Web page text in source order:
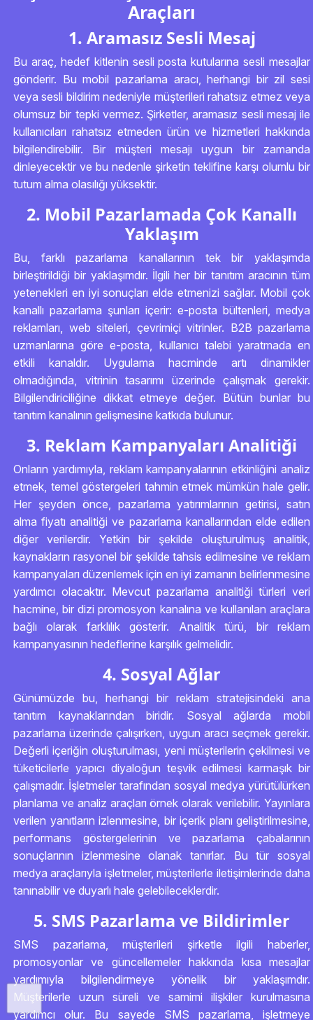
Araçları
1. Aramasız Sesli Mesaj
Bu araç, hedef kitlenin sesli posta kutularına sesli mesajlar
gönderir. Bu mobil pazarlama aracı, herhangi bir zil sesi
veya sesli bildirim nedeniyle müşterileri rahatsız etmez veya
olumsuz bir tepki vermez. Şirketler, aramasız sesli mesaj ile
kullanıcıları rahatsız etmeden ürün ve hizmetleri hakkında
bilgilendirebilir. Bir müşteri mesajı uygun bir zamanda
dinleyecektir ve bu nedenle şirketin teklifine karşı olumlu bir
tutum alma olasılığı yüksektir.
2. Mobil Pazarlamada Çok Kanallı
Yaklaşım
Bu, farklı pazarlama kanallarının tek bir yaklaşımda
birleştirildiği bir yaklaşımdır. İlgili her bir tanıtım aracının tüm
yetenekleri en iyi sonuçları elde etmenizi sağlar. Mobil çok
kanallı pazarlama şunları içerir: e-posta bültenleri, medya
reklamları, web siteleri, çevrimiçi vitrinler. B2B pazarlama
uzmanlarına göre e-posta, kullanıcı talebi yaratmada en
etkili kanaldır. Uygulama hacminde artı dinamikler
olmadığında, vitrinin tasarımı üzerinde çalışmak gerekir.
Bilgilendiriciliğine dikkat etmeye değer. Bütün bunlar bu
tanıtım kanalının gelişmesine katkıda bulunur.
3. Reklam Kampanyaları Analitiği
Onların yardımıyla, reklam kampanyalarının etkinliğini analiz
etmek, temel göstergeleri tahmin etmek mümkün hale gelir.
Her şeyden önce, pazarlama yatırımlarının getirisi, satın
alma fiyatı analitiği ve pazarlama kanallarından elde edilen
diğer verilerdir. Yetkin bir şekilde oluşturulmuş analitik,
kaynakların rasyonel bir şekilde tahsis edilmesine ve reklam
kampanyaları düzenlemek için en iyi zamanın belirlenmesine
yardımcı olacaktır. Mevcut pazarlama analitiği türleri veri
hacmine, bir dizi promosyon kanalına ve kullanılan araçlara
bağlı olarak farklılık gösterir. Analitik türü, bir reklam
kampanyasının hedeflerine karşılık gelmelidir.
4. Sosyal Ağlar
Günümüzde bu, herhangi bir reklam stratejisindeki ana
tanıtım kaynaklarından biridir. Sosyal ağlarda mobil
pazarlama üzerinde çalışırken, uygun aracı seçmek gerekir.
Değerli içeriğin oluşturulması, yeni müşterilerin çekilmesi ve
tüketicilerle yapıcı diyaloğun teşvik edilmesi karmaşık bir
çalışmadır. İşletmeler tarafından sosyal medya yürütülürken
planlama ve analiz araçları örnek olarak verilebilir. Yayınlara
verilen yanıtların izlenmesine, bir içerik planı geliştirilmesine,
performans göstergelerinin ve pazarlama çabalarının
sonuçlarının izlenmesine olanak tanırlar. Bu tür sosyal
medya araçlarıyla işletmeler, müşterilerle iletişimlerinde daha
tanınabilir ve duyarlı hale gelebileceklerdir.
5. SMS Pazarlama ve Bildirimler
SMS pazarlama, müşterileri şirketle ilgili haberler,
promosyonlar ve güncellemeler hakkında kısa mesajlar
yardımıyla bilgilendirmeye yönelik bir yaklaşımdır.
Müşterilerle uzun süreli ve samimi ilişkiler kurulmasına
yardımcı olur. Bu sayede SMS pazarlama, işletmeye